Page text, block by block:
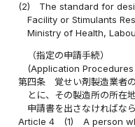
(2)
The standard for
Facility or Stimulants
Ministry of Health,
（指定の申請手続）
(Application
第四条
覚せい剤製造業者
とに、その製造所の所在
申請書を出さなければなら
Article 4
(1)
A person